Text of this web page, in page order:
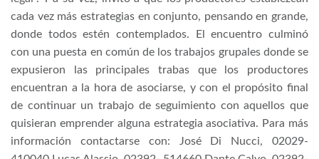
cada vez más estrategias en conjunto, pensando en grande,
donde todos estén contemplados. El encuentro culminó
con una puesta en común de los trabajos grupales donde se
expusieron las principales trabas que los productores
encuentran a la hora de asociarse, y con el propósito final
de continuar un trabajo de seguimiento con aquellos que
quisieran emprender alguna estrategia asociativa. Para más
información contactarse con: José Di Nucci, 02029-